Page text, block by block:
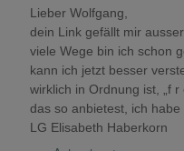
Lieber Wolfgang,
dein Link gefällt mir
viele Wege bin ich schon
kann ich jetzt besser
wirklich in Ordnung ist, „f
das so anbietest, ich
LG Elisabeth Haberkorn